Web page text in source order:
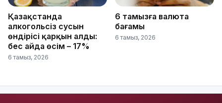
Қазақстанда
алкогольсіз сусын
өндірісі қарқын алды:
бес айда өсім – 17%
6 тамыз, 2026
6 тамызға валюта
бағамы
6 тамыз, 2026